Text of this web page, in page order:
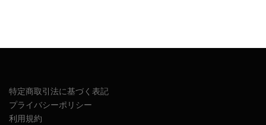
特定商取引法に基づく表記
プライバシーポリシー
利用規約